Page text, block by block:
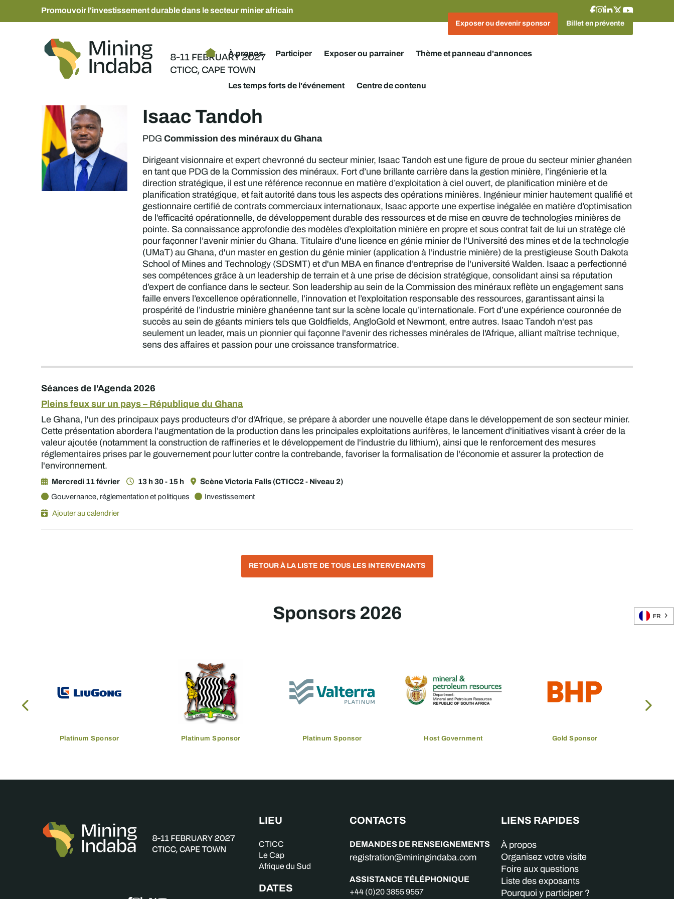
Promouvoir l'investissement durable dans le secteur minier africain
Exposer ou devenir sponsor Billet en prévente
À propos Participer Exposer ou parrainer Thème et panneau d'annonces
Les temps forts de l'événement Centre de contenu
Isaac Tandoh
PDGCommission des minéraux du Ghana
Dirigeant visionnaire et expert chevronné du secteur minier, Isaac Tandoh est une figure de proue du secteur minier ghanéen
en tant que PDG de la Commission des minéraux. Fort d’une brillante carrière dans la gestion minière, l’ingénierie et la
direction stratégique, il est une référence reconnue en matière d’exploitation à ciel ouvert, de planification minière et de
planification stratégique, et fait autorité dans tous les aspects des opérations minières. Ingénieur minier hautement qualifié et
gestionnaire certifié de contrats commerciaux internationaux, Isaac apporte une expertise inégalée en matière d’optimisation
de l’efficacité opérationnelle, de développement durable des ressources et de mise en œuvre de technologies minières de
pointe. Sa connaissance approfondie des modèles d’exploitation minière en propre et sous contrat fait de lui un stratège clé
pour façonner l’avenir minier du Ghana. Titulaire d'une licence en génie minier de l'Université des mines et de la technologie
(UMaT) au Ghana, d'un master en gestion du génie minier (application à l'industrie minière) de la prestigieuse South Dakota
School of Mines and Technology (SDSMT) et d'un MBA en finance d'entreprise de l'université Walden. Isaac a perfectionné
ses compétences grâce à un leadership de terrain et à une prise de décision stratégique, consolidant ainsi sa réputation
d’expert de confiance dans le secteur. Son leadership au sein de la Commission des minéraux reflète un engagement sans
faille envers l’excellence opérationnelle, l’innovation et l’exploitation responsable des ressources, garantissant ainsi la
prospérité de l’industrie minière ghanéenne tant sur la scène locale qu’internationale. Fort d’une expérience couronnée de
succès au sein de géants miniers tels que Goldfields, AngloGold et Newmont, entre autres. Isaac Tandoh n'est pas
seulement un leader, mais un pionnier qui façonne l'avenir des richesses minérales de l'Afrique, alliant maîtrise technique,
sens des affaires et passion pour une croissance transformatrice.
Séances de l'Agenda 2026
Pleins feux sur un pays – République du Ghana
Le Ghana, l'un des principaux pays producteurs d'or d'Afrique, se prépare à aborder une nouvelle étape dans le développement de son secteur minier.
Cette présentation abordera l'augmentation de la production dans les principales exploitations aurifères, le lancement d'initiatives visant à créer de la
valeur ajoutée (notamment la construction de raffineries et le développement de l'industrie du lithium), ainsi que le renforcement des mesures
réglementaires prises par le gouvernement pour lutter contre la contrebande, favoriser la formalisation de l'économie et assurer la protection de
l'environnement.
Mercredi 11 février 13 h 30 - 15 h
Scène Victoria Falls (CTICC2 - Niveau 2)
Gouvernance, réglementation et politiques
Investissement
Ajouter au calendrier
RETOUR À LA LISTE DE TOUS LES INTERVENANTS
Sponsors 2026
Platinum Sponsor Platinum Sponsor Platinum Sponsor Host Government Gold Sponsor
LIEU
CTICC
Le Cap
Afrique du Sud
DATES
CONTACTS
DEMANDES DE RENSEIGNEMENTS
registration@miningindaba.com
ASSISTANCE TÉLÉPHONIQUE
+44 (0)20 3855 9557
LIENS RAPIDES
À propos
Organisez votre visite
Foire aux questions
Liste des exposants
Pourquoi y participer ?
FR